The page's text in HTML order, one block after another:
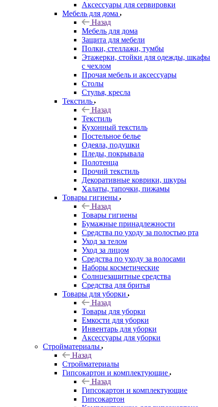
Аксессуары для сервировки
Мебель для дома
Назад
Мебель для дома
Защита для мебели
Полки, стеллажи, тумбы
Этажерки, стойки для одежды, шкафы
с чехлом
Прочая мебель и аксессуары
Столы
Стулья, кресла
Текстиль
Назад
Текстиль
Кухонный текстиль
Постельное белье
Одеяла, подушки
Пледы, покрывала
Полотенца
Прочий текстиль
Декоративные коврики, шкуры
Халаты, тапочки, пижамы
Товары гигиены
Назад
Товары гигиены
Бумажные принадлежности
Средства по уходу за полостью рта
Уход за телом
Уход за лицом
Средства по уходу за волосами
Наборы косметические
Солнцезащитные средства
Средства для бритья
Товары для уборки
Назад
Товары для уборки
Емкости для уборки
Инвентарь для уборки
Аксессуары для уборки
Стройматериалы
Назад
Стройматериалы
Гипсокартон и комплектующие
Назад
Гипсокартон и комплектующие
Гипсокартон